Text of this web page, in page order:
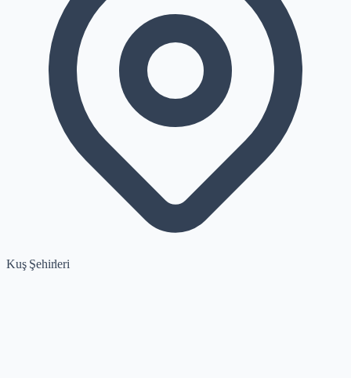
Kuş Şehirleri